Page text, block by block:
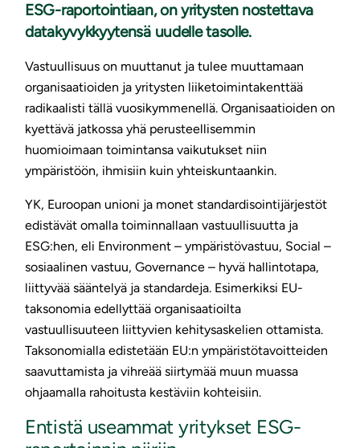
ESG-raportointiaan, on yritysten nostettava
datakyvykkyytensä uudelle tasolle.
Vastuullisuus on muuttanut ja tulee muuttamaan
organisaatioiden ja yritysten liiketoimintakenttää
radikaalisti tällä vuosikymmenellä. Organisaatioiden on
kyettävä jatkossa yhä perusteellisemmin
huomioimaan toimintansa vaikutukset niin
ympäristöön, ihmisiin kuin yhteiskuntaankin.
YK, Euroopan unioni ja monet standardisointijärjestöt
edistävät omalla toiminnallaan vastuullisuutta ja
ESG:hen, eli Environment – ympäristövastuu, Social –
sosiaalinen vastuu, Governance – hyvä hallintotapa,
liittyvää sääntelyä ja standardeja. Esimerkiksi EU-
taksonomia edellyttää organisaatioilta
vastuullisuuteen liittyvien kehitysaskelien ottamista.
Taksonomialla edistetään EU:n ympäristötavoitteiden
saavuttamista ja vihreää siirtymää muun muassa
ohjaamalla rahoitusta kestäviin kohteisiin.
Entistä useammat yritykset ESG-